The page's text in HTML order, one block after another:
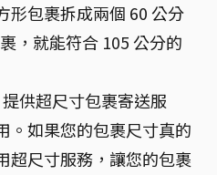
形包裹拆成兩個 60 公分
，就能符合 105 公分的
供超尺寸包裹寄送服
。如果您的包裹尺寸真的
超尺寸服務，讓您的包裹